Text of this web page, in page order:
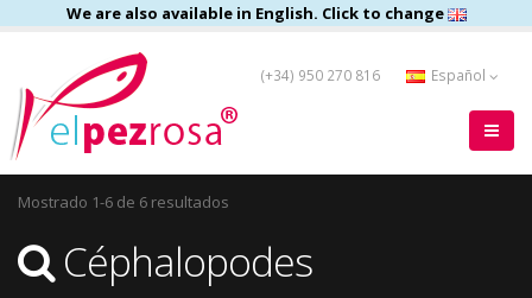
We are also available in English. Click to change
(+34) 950 270 816 Español
Mostrado 1-6 de 6 resultados
Céphalopodes